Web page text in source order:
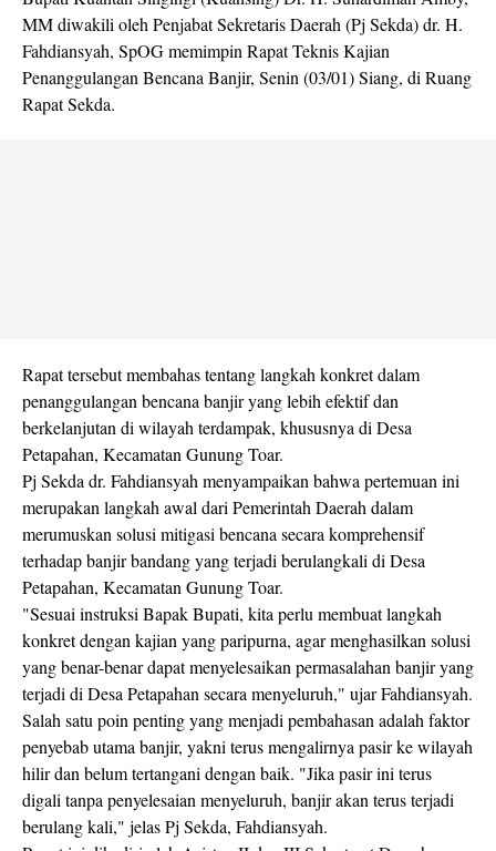
MM diwakili oleh Penjabat Sekretaris Daerah (Pj Sekda) dr. H.
Fahdiansyah, SpOG memimpin Rapat Teknis Kajian
Penanggulangan Bencana Banjir, Senin (03/01) Siang, di Ruang
Rapat Sekda.
Rapat tersebut membahas tentang langkah konkret dalam
penanggulangan bencana banjir yang lebih efektif dan
berkelanjutan di wilayah terdampak, khususnya di Desa
Petapahan, Kecamatan Gunung Toar.
Pj Sekda dr. Fahdiansyah menyampaikan bahwa pertemuan ini
merupakan langkah awal dari Pemerintah Daerah dalam
merumuskan solusi mitigasi bencana secara komprehensif
terhadap banjir bandang yang terjadi berulangkali di Desa
Petapahan, Kecamatan Gunung Toar.
"Sesuai instruksi Bapak Bupati, kita perlu membuat langkah
konkret dengan kajian yang paripurna, agar menghasilkan solusi
yang benar-benar dapat menyelesaikan permasalahan banjir yang
terjadi di Desa Petapahan secara menyeluruh," ujar Fahdiansyah.
Salah satu poin penting yang menjadi pembahasan adalah faktor
penyebab utama banjir, yakni terus mengalirnya pasir ke wilayah
hilir dan belum tertangani dengan baik. "Jika pasir ini terus
digali tanpa penyelesaian menyeluruh, banjir akan terus terjadi
berulang kali," jelas Pj Sekda, Fahdiansyah.